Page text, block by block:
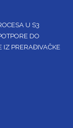
U S3
DO
PRERAĐIVAČKE